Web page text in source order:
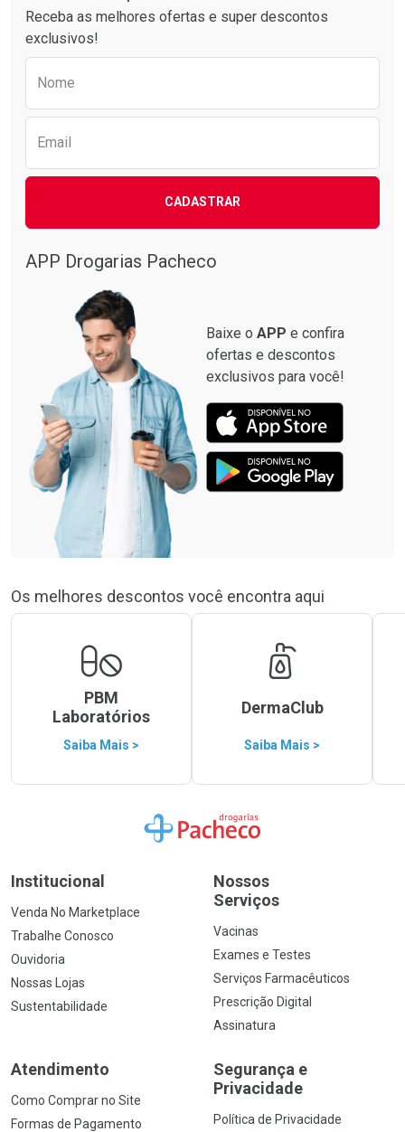
Receba as melhores ofertas e super descontos
exclusivos!
Nome
Email
CADASTRAR
APP Drogarias Pacheco
Baixe o APP e confira
ofertas e descontos
exclusivos para você!
Os melhores descontos você encontra aqui
PBM
Laboratórios
Saiba Mais >
DermaClub
Saiba Mais >
Ir para a Home
Institucional
Venda No Marketplace
Trabalhe Conosco
Ouvidoria
Nossas Lojas
Sustentabilidade
Nossos
Serviços
Vacinas
Exames e Testes
Serviços Farmacêuticos
Prescrição Digital
Assinatura
Atendimento
Como Comprar no Site
Formas de Pagamento
Segurança e
Privacidade
Política de Privacidade